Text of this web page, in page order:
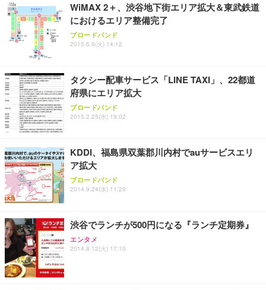
WiMAX 2＋、渋谷地下街エリア拡大＆東武鉄道
におけるエリア整備完了
ブロードバンド
2015.6.9(火) 14:12
タクシー配車サービス「LINE TAXI」、22都道
府県にエリア拡大
ブロードバンド
2015.2.25(水) 19:02
KDDI、福島県双葉郡川内村でauサービスエリ
ア拡大
ブロードバンド
2014.9.24(水) 11:29
渋谷でランチが500円になる『ランチ定期券』
エンタメ
2014.8.12(火) 17:10